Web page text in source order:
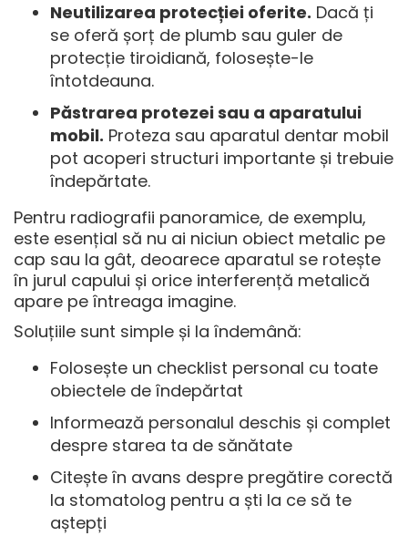
Neutilizarea protecției oferite. Dacă ți
se oferă șorț de plumb sau guler de
protecție tiroidiană, folosește-le
întotdeauna.
Păstrarea protezei sau a aparatului
mobil. Proteza sau aparatul dentar mobil
pot acoperi structuri importante și trebuie
îndepărtate.
Pentru radiografii panoramice, de exemplu,
este esențial să nu ai niciun obiect metalic pe
cap sau la gât, deoarece aparatul se rotește
în jurul capului și orice interferență metalică
apare pe întreaga imagine.
Soluțiile sunt simple și la îndemână:
Folosește un checklist personal cu toate
obiectele de îndepărtat
Informează personalul deschis și complet
despre starea ta de sănătate
Citește în avans despre pregătire corectă
la stomatolog pentru a ști la ce să te
aștepți